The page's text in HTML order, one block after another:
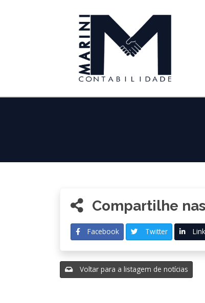
Compartilhe
Facebook Twitter
Voltar para a listagem de notícias